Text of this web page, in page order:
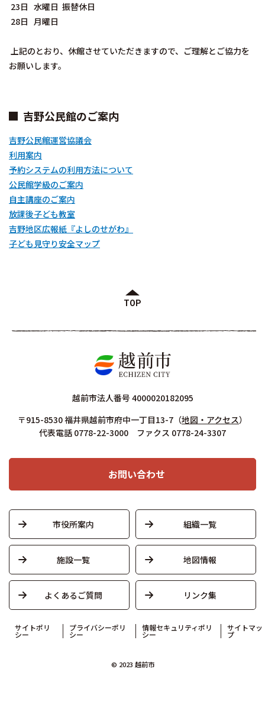
23日 水曜日 振替休日
28日 月曜日
上記のとおり、休館させていただきますので、ご理解とご協力を
お願いします。
吉野公民館のご案内
吉野公民館運営協議会
利用案内
予約システムの利用方法について
公民館学級のご案内
自主講座のご案内
放課後子ども教室
吉野地区広報紙『よしのせがわ』
子ども見守り安全マップ
TOP
越前市法人番号 4000020182095
〒915-8530 福井県越前市府中一丁目13-7 （地図・アクセス）
代表電話 0778-22-3000 ファクス 0778-24-3307
お問い合わせ
市役所案内 組織一覧
施設一覧 地図情報
よくあるご質問 リンク集
サイトポリ
シー
プライバシーポリ
シー
情報セキュリティポリ
シー
サイトマッ
プ
© 2023 越前市